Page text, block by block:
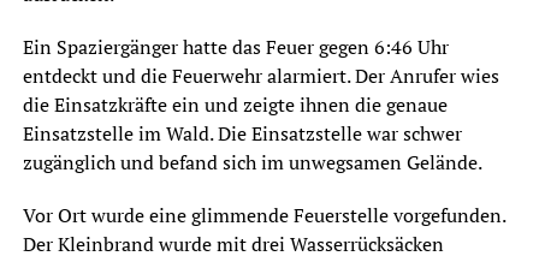
Ein Spaziergänger hatte das Feuer gegen 6:46 Uhr
entdeckt und die Feuerwehr alarmiert. Der Anrufer wies
die Einsatzkräfte ein und zeigte ihnen die genaue
Einsatzstelle im Wald. Die Einsatzstelle war schwer
zugänglich und befand sich im unwegsamen Gelände.
Vor Ort wurde eine glimmende Feuerstelle vorgefunden.
Der Kleinbrand wurde mit drei Wasserrücksäcken